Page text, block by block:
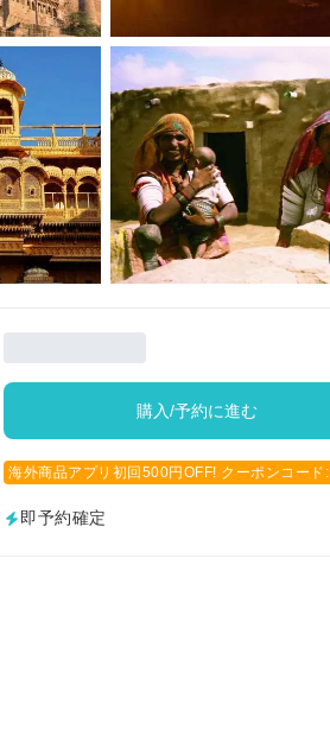
購入/予約に進む
海外商品アプリ初回500円OFF! クーポンコード:
即予約確定